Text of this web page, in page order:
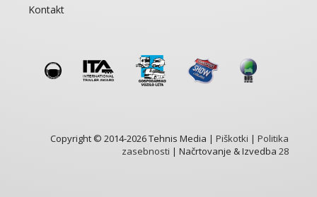
Kontakt
Copyright © 2014-2026 Tehnis Media | Piškotki | Politika
zasebnosti | Načrtovanje & Izvedba 28